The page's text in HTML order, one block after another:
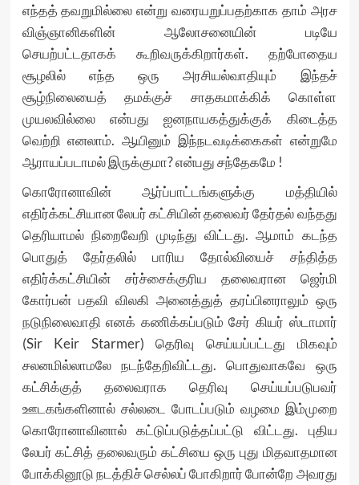
எந்தத் தவறுமில்லை என்று வரையறுப்பதற்காக தாம் அரச
விஞ்ஞானிகளின் ஆலோசனையின் படியே
செயற்பட்டதாகக் கூறிவருக்கிறார்கள். தற்போதைய
சூழலில் எந்த ஒரு அரசியல்வாதியும் இந்தச்
சூழ்நிலையைத் தமக்குச் சாதகமாக்கிக் கொள்ள
முயலவில்லை என்பது ஐனநாயகத்துக்குக் கிடைத்த
வெற்றி எனலாம். ஆயினும் இந்நடவடிக்கைகள் என்றுமே
ஆராயப்படாமல் இருக்குமா? என்பது சந்தேகமே !
கொரோனாவின் ஆர்ப்பாட்டங்களுக்கு மத்தியில்
எதிர்க்கட்சியான லேபர் கட்சியின் தலைவர் தேர்தல் வந்தது
தெரியாமல் நிறைவேறி முடிந்து விட்டது. ஆமாம் கடந்த
பொதுத் தேர்தலில் பாரிய தோல்வியைச் சந்தித்த
எதிர்க்கட்சியின் சர்ச்சைக்குரிய தலைவரான ஜெர்மி
கோர்பன் பதவி விலகி அனைத்துத் தரப்பினராலும் ஒரு
நடுநிலைவாதி எனக் கணிக்கப்படும் சேர் கியர் ஸ்டாமார்
(Sir Keir Starmer) தெரிவு செய்யப்பட்டது மிகவும்
சலனமில்லாமலே நடந்தேறிவிட்டது. பொதுவாகவே ஒரு
கட்சிக்குத் தலைவராக தெரிவு செய்யப்படுபவர்
ஊடகங்களினால் சல்லடை போடப்படும் வழமை இம்முறை
கொரோனாவினால் கட்டுப்படுத்தப்பட்டு விட்டது. புதிய
லேபர் கட்சித் தலைவரும் கட்சியை ஒரு புது மிதவாதமான
போக்கினூடு நடத்திச் செல்லப் போகிறார் போன்றே அவரது